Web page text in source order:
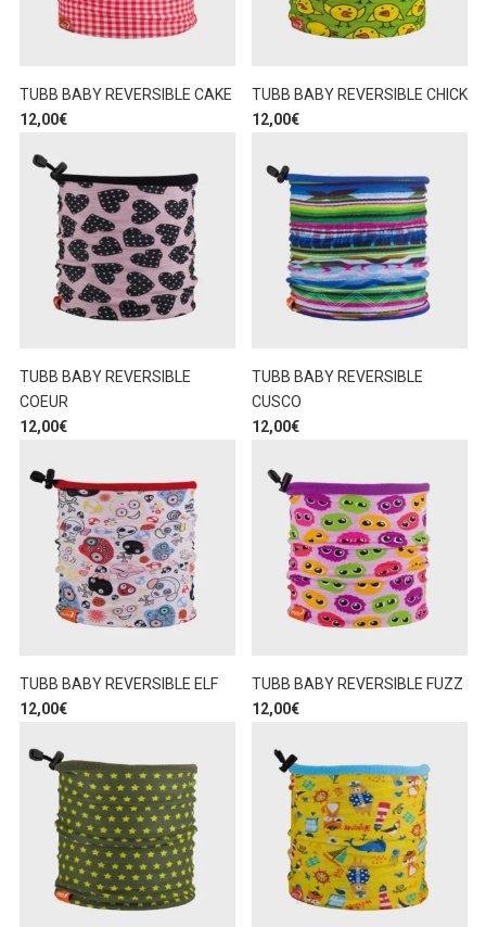
TUBB BABY REVERSIBLE CAKE
12,00€
TUBB BABY REVERSIBLE CHICK
12,00€
TUBB BABY REVERSIBLE
COEUR
12,00€
TUBB BABY REVERSIBLE
CUSCO
12,00€
TUBB BABY REVERSIBLE ELF
12,00€
TUBB BABY REVERSIBLE FUZZ
12,00€